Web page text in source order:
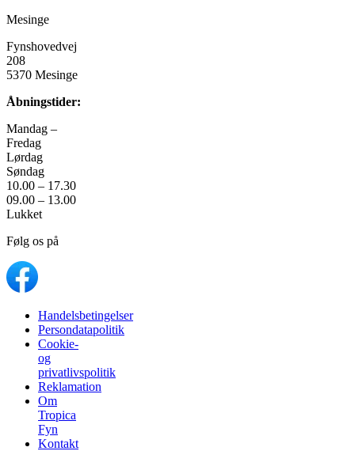
Mesinge
Fynshovedvej
208
5370 Mesinge
Åbningstider:
Mandag –
Fredag
Lørdag
Søndag
10.00 – 17.30
09.00 – 13.00
Lukket
Følg os på
Handelsbetingelser
Persondatapolitik
Cookie-
og
privatlivspolitik
Reklamation
Om
Tropica
Fyn
Kontakt